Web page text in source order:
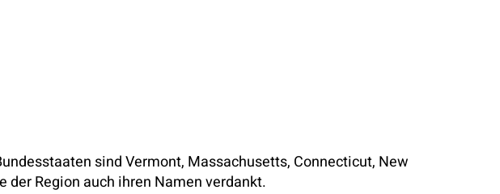
sind Vermont, Massachusetts, Connecticut, New
Region auch ihren Namen verdankt.